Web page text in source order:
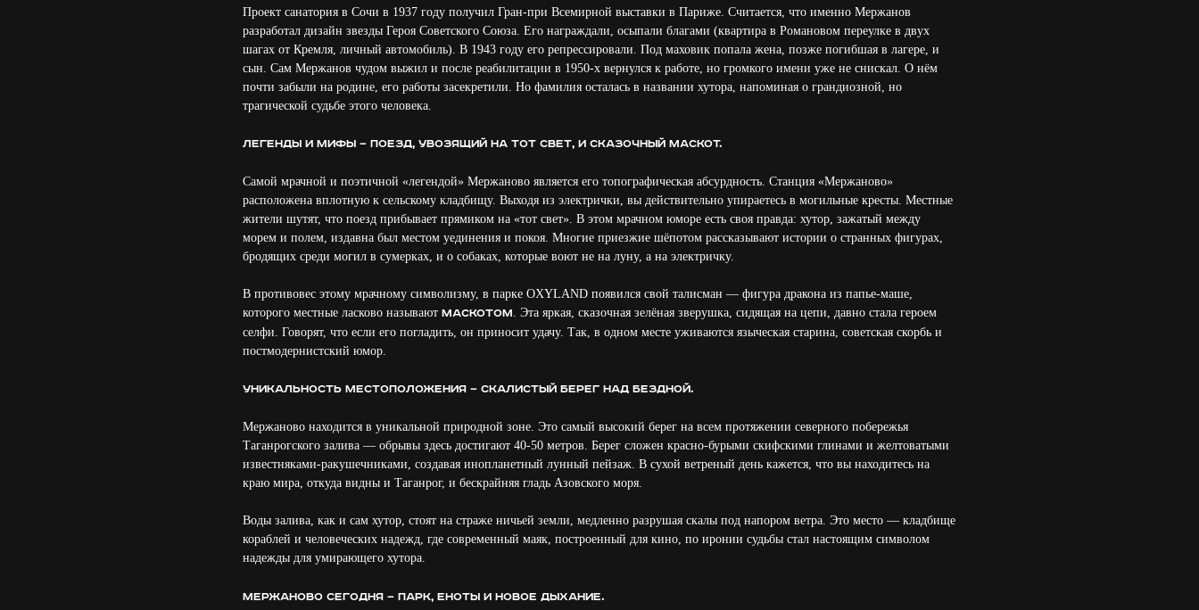
Проект санатория в Сочи в 1937 году получил Гран-при Всемирной выставки в Париже. Считается, что именно Мержанов
разработал дизайн звезды Героя Советского Союза. Его награждали, осыпали благами (квартира в Романовом переулке в двух
шагах от Кремля, личный автомобиль). В 1943 году его репрессировали. Под маховик попала жена, позже погибшая в лагере, и
сын. Сам Мержанов чудом выжил и после реабилитации в 1950-х вернулся к работе, но громкого имени уже не снискал. О нём
почти забыли на родине, его работы засекретили. Но фамилия осталась в названии хутора, напоминая о грандиозной, но
трагической судьбе этого человека.
Легенды и мифы — поезд, увозящий на тот свет, и сказочный маскот.
Самой мрачной и поэтичной «легендой» Мержаново является его топографическая абсурдность. Станция «Мержаново»
расположена вплотную к сельскому кладбищу. Выходя из электрички, вы действительно упираетесь в могильные кресты. Местные
жители шутят, что поезд прибывает прямиком на «тот свет». В этом мрачном юморе есть своя правда: хутор, зажатый между
морем и полем, издавна был местом уединения и покоя. Многие приезжие шёпотом рассказывают истории о странных фигурах,
бродящих среди могил в сумерках, и о собаках, которые воют не на луну, а на электричку.
В противовес этому мрачному символизму, в парке OXYLAND появился свой талисман — фигура дракона из папье-маше,
которого местные ласково называют Маскотом. Эта яркая, сказочная зелёная зверушка, сидящая на цепи, давно стала героем
селфи. Говорят, что если его погладить, он приносит удачу. Так, в одном месте уживаются языческая старина, советская скорбь и
постмодернистский юмор.
Уникальность местоположения — скалистый берег над бездной.
Мержаново находится в уникальной природной зоне. Это самый высокий берег на всем протяжении северного побережья
Таганрогского залива — обрывы здесь достигают 40-50 метров. Берег сложен красно-бурыми скифскими глинами и желтоватыми
известняками-ракушечниками, создавая инопланетный лунный пейзаж. В сухой ветреный день кажется, что вы находитесь на
краю мира, откуда видны и Таганрог, и бескрайняя гладь Азовского моря.
Воды залива, как и сам хутор, стоят на страже ничьей земли, медленно разрушая скалы под напором ветра. Это место — кладбище
кораблей и человеческих надежд, где современный маяк, построенный для кино, по иронии судьбы стал настоящим символом
надежды для умирающего хутора.
Мержаново сегодня — парк, еноты и новое дыхание.